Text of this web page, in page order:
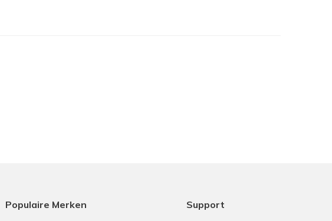
Populaire Merken Support